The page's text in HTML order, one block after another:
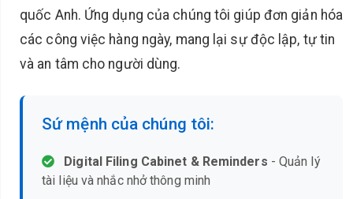
quốc Anh. Ứng dụng của chúng tôi giúp đơn giản hóa
các công việc hàng ngày, mang lại sự độc lập, tự tin
và an tâm cho người dùng.
Sứ mệnh của chúng tôi:
Digital Filing Cabinet & Reminders - Quản lý
tài liệu và nhắc nhở thông minh